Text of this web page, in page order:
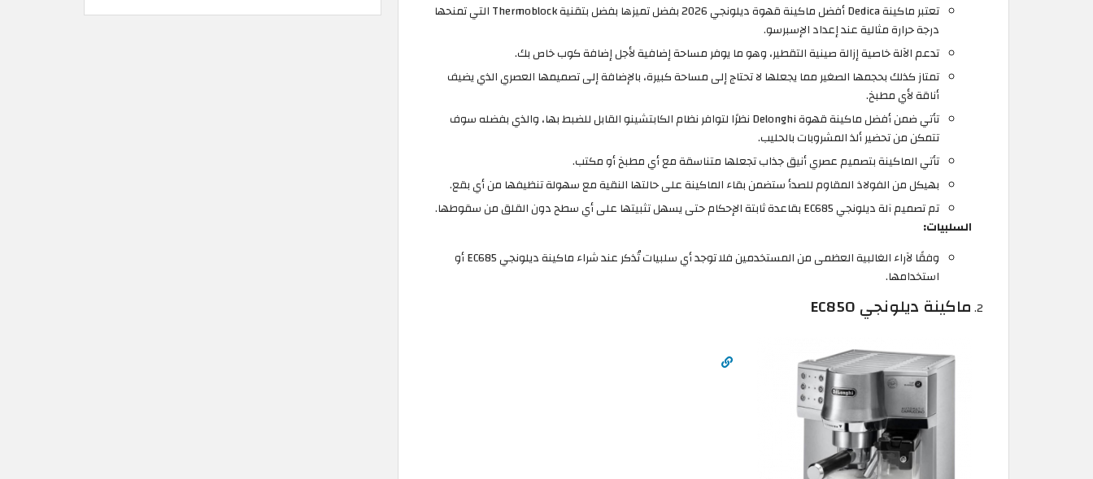
تعتبر ماكينة Dedica أفضل ماكينة قهوة ديلونجي 2026 بفضل تميزها بفضل بتقنية Thermoblock التي تمنحها
درجة حرارة مثالية عند إعداد الإسبرسو.
تدعم الآلة خاصية إزالة صينية التقطير، وهو ما يوفر مساحة إضافية لأجل إضافة كوب خاص بك.
تمتاز كذلك بحجمها الصغير مما يجعلها لا تحتاج إلى مساحة كبيرة، بالإضافة إلى تصميمها العصري الذي يضيف
أناقة لأي مطبخ.
تأتي ضمن أفضل ماكينة قهوة Delonghi نظرًا لتوافر نظام الكابتشينو القابل للضبط بها، والذي بفضله سوف
تتمكن من تحضير ألذ المشروبات بالحليب.
تأتي الماكينة بتصميم عصري أنيق جذاب تجعلها متناسقة مع أي مطبخ أو مكتب.
بهيكل من الفولاذ المقاوم للصدأ ستضمن بقاء الماكينة على حالتها النقية مع سهولة تنظيفها من أي بقع.
تم تصميم آلة ديلونجي EC685 بقاعدة ثابتة الإحكام حتى يسهل تثبيتها على أي سطح دون القلق من سقوطها.
السلبيات:
وفقًا لآراء الغالبية العظمى من المستخدمين فلا توجد أي سلبيات تُذكر عند شراء ماكينة ديلونجي EC685 أو
استخدامها.
ماكينة ديلونجي EC850